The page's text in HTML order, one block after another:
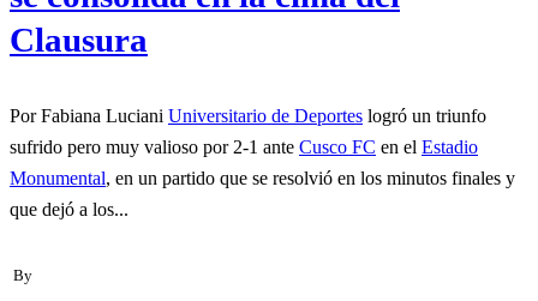
Clausura
Por Fabiana Luciani Universitario de Deportes logró un triunfo
sufrido pero muy valioso por 2-1 ante Cusco FC en el Estadio
Monumental, en un partido que se resolvió en los minutos finales y
que dejó a los...
By